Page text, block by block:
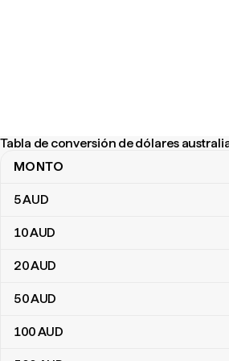
Tabla de conversión de dólares
Tabla de conversión de dólares
MONTO
5AUD
10AUD
20AUD
50AUD
100AUD